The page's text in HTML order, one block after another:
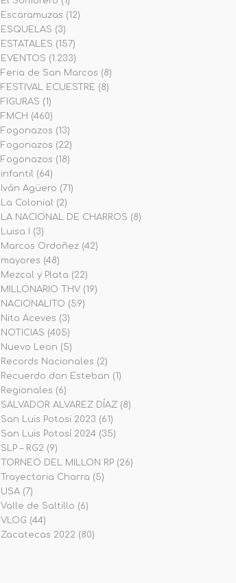
Escaramuzas (12)
ESQUELAS (3)
ESTATALES (157)
EVENTOS (1.233)
Feria de San Marcos (8)
FESTIVAL ECUESTRE (8)
FIGURAS (1)
FMCH (460)
Fogonazos (13)
Fogonazos (22)
Fogonazos (18)
infantil
(64)
Iván Agüero (71)
La Colonial
(2)
LA NACIONAL DE CHARROS (8)
Luisa I
(3)
Marcos Ordoñez (42)
mayores (48)
Mezcal y Plata (22)
MILLONARIO THV (19)
NACIONALITO (59)
Nito Aceves (3)
NOTICIAS (405)
Nuevo Leon (5)
Records Nacionales (2)
Recuerdo don Esteban (1)
Regionales (6)
SALVADOR ALVAREZ DÍAZ (8)
San Luis Potosi 2023 (61)
San Luis Potosí 2024 (35)
SLP – RG2 (9)
TORNEO DEL MILLON RP (26)
Trayectoria Charra (5)
USA (7)
Valle de Saltillo (6)
VLOG (44)
Zacatecas 2022 (80)